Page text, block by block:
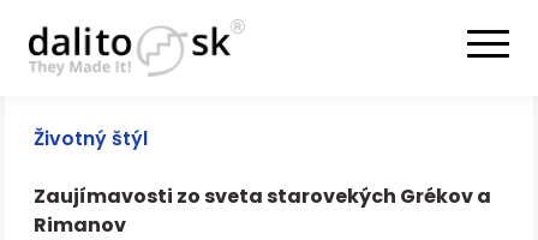
Životný štýl
Zaujímavosti zo sveta starovekých Grékov a
Rimanov